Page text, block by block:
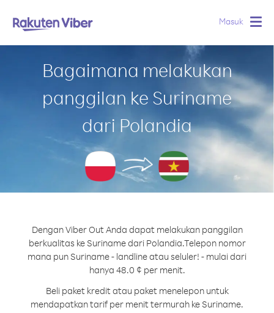
Masuk
Bagaimana melakukan
panggilan ke Suriname
dari Polandia
Dengan Viber Out Anda dapat melakukan panggilan
berkualitas ke Suriname dari Polandia.Telepon nomor
mana pun Suriname - landline atau seluler! - mulai dari
hanya 48.0 ¢ per menit.
Beli paket kredit atau paket menelepon untuk
mendapatkan tarif per menit termurah ke Suriname.